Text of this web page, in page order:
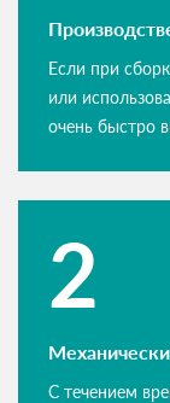
Если при
или
очень быстро
С течением